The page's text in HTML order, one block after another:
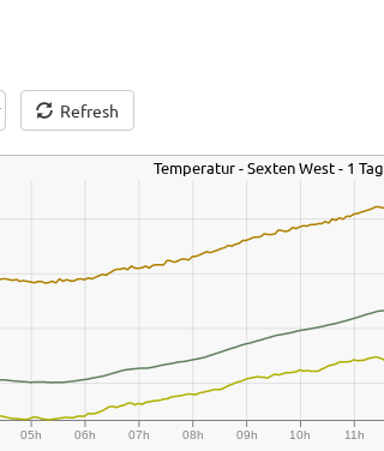
Refresh
Temperatur - Sexten West - 1 Tag
05h 06h 07h 08h 09h 10h 11h